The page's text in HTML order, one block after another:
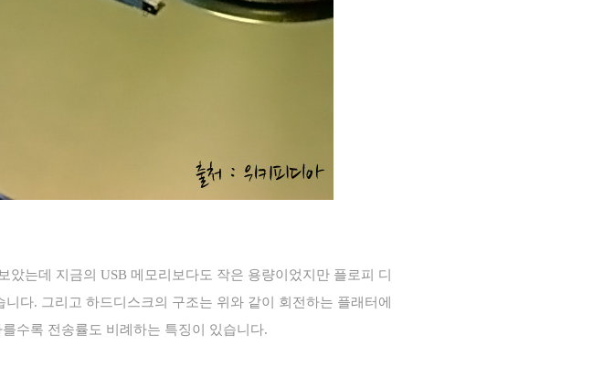
았는데 지금의 USB 메모리보다도 작은 용량이었지만 플로피 디
니다. 그리고 하드디스크의 구조는 위와 같이 회전하는 플래터에
수록 전송률도 비례하는 특징이 있습니다.